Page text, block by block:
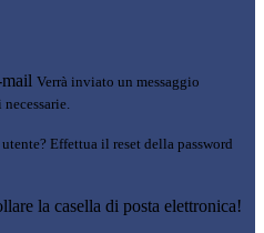
Verrà inviato un messaggio
Effettua il reset della password
la casella di posta elettronica!